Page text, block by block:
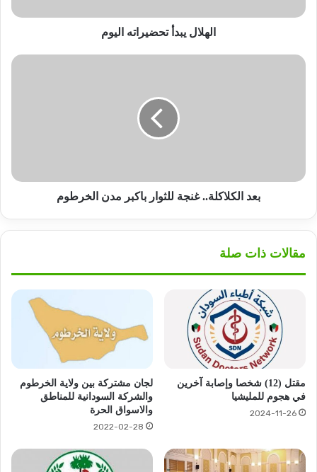
الهلال يبدأ تحضيراته اليوم
بعد
بعد الكلاكلة.. غنجة للثوار باكبر مدن الخرطوم
مقالات ذات صلة
مقتل (12) شخصا وإصابة آخرين
في هجوم للمليشيا
2024-11-26
لجان مشتركة بين ولاية الخرطوم
والشركة السودانية للمناطق
والاسواق الحرة
2022-02-28